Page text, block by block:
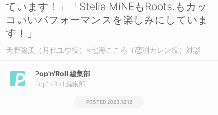
ています！」「Stella MiNEもRoots.もカッ
コいいパフォーマンスを楽しみにしていま
す！」
天野聡美（月代ユウ役）×七海こころ（恋渕カレン役）対談
Pop'n'Roll 編集部
Pop'n'Roll 編集部
2023.12.12